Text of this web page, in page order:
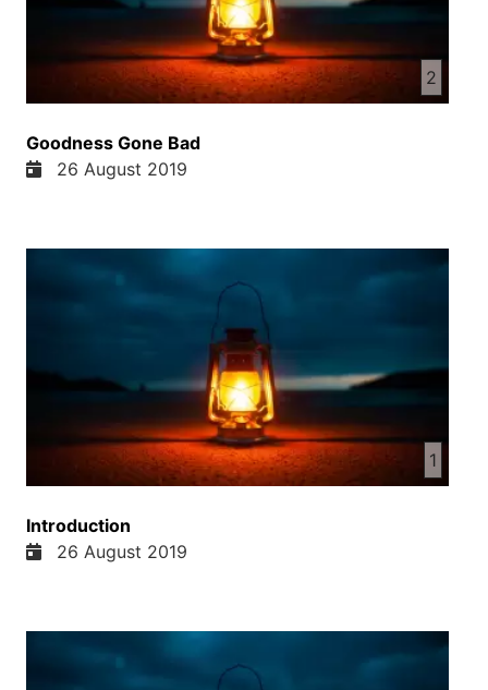
2
Goodness Gone Bad
26 August 2019
1
Introduction
26 August 2019